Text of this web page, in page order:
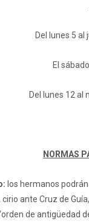
Del lunes 5 al
El
Del lunes 12 al
NORMAS
los hermanos
ante Cruz de
de antigüedad